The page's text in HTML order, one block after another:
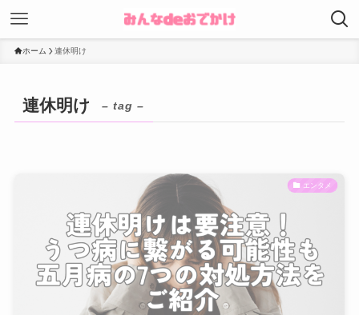
ホーム 連休明け
連休明け – tag –
エンタメ